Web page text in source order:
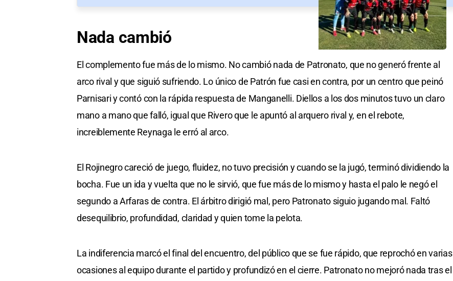
Nada cambió
El complemento fue más de lo mismo. No cambió nada de Patronato, que no generó frente al
arco rival y que siguió sufriendo. Lo único de Patrón fue casi en contra, por un centro que peinó
Parnisari y contó con la rápida respuesta de Manganelli. Diellos a los dos minutos tuvo un claro
mano a mano que falló, igual que Rivero que le apuntó al arquero rival y, en el rebote,
increiblemente Reynaga le erró al arco.
El Rojinegro careció de juego, fluidez, no tuvo precisión y cuando se la jugó, terminó dividiendo la
bocha. Fue un ida y vuelta que no le sirvió, que fue más de lo mismo y hasta el palo le negó el
segundo a Arfaras de contra. El árbitro dirigió mal, pero Patronato siguio jugando mal. Faltó
desequilibrio, profundidad, claridad y quien tome la pelota.
La indiferencia marcó el final del encuentro, del público que se fue rápido, que reprochó en varias
ocasiones al equipo durante el partido y profundizó en el cierre. Patronato no mejoró nada tras el